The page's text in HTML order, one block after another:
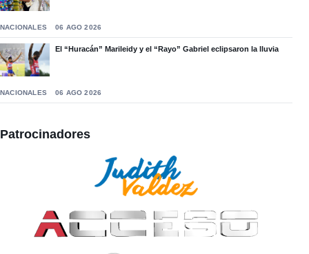
NACIONALES 06 AGO 2026
El “Huracán” Marileidy y el “Rayo” Gabriel eclipsaron la lluvia
NACIONALES 06 AGO 2026
Patrocinadores